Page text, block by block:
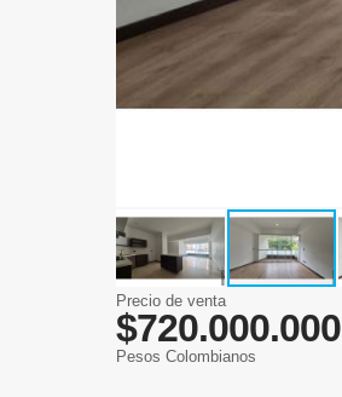
Precio de venta
$720.000.000
Pesos Colombianos